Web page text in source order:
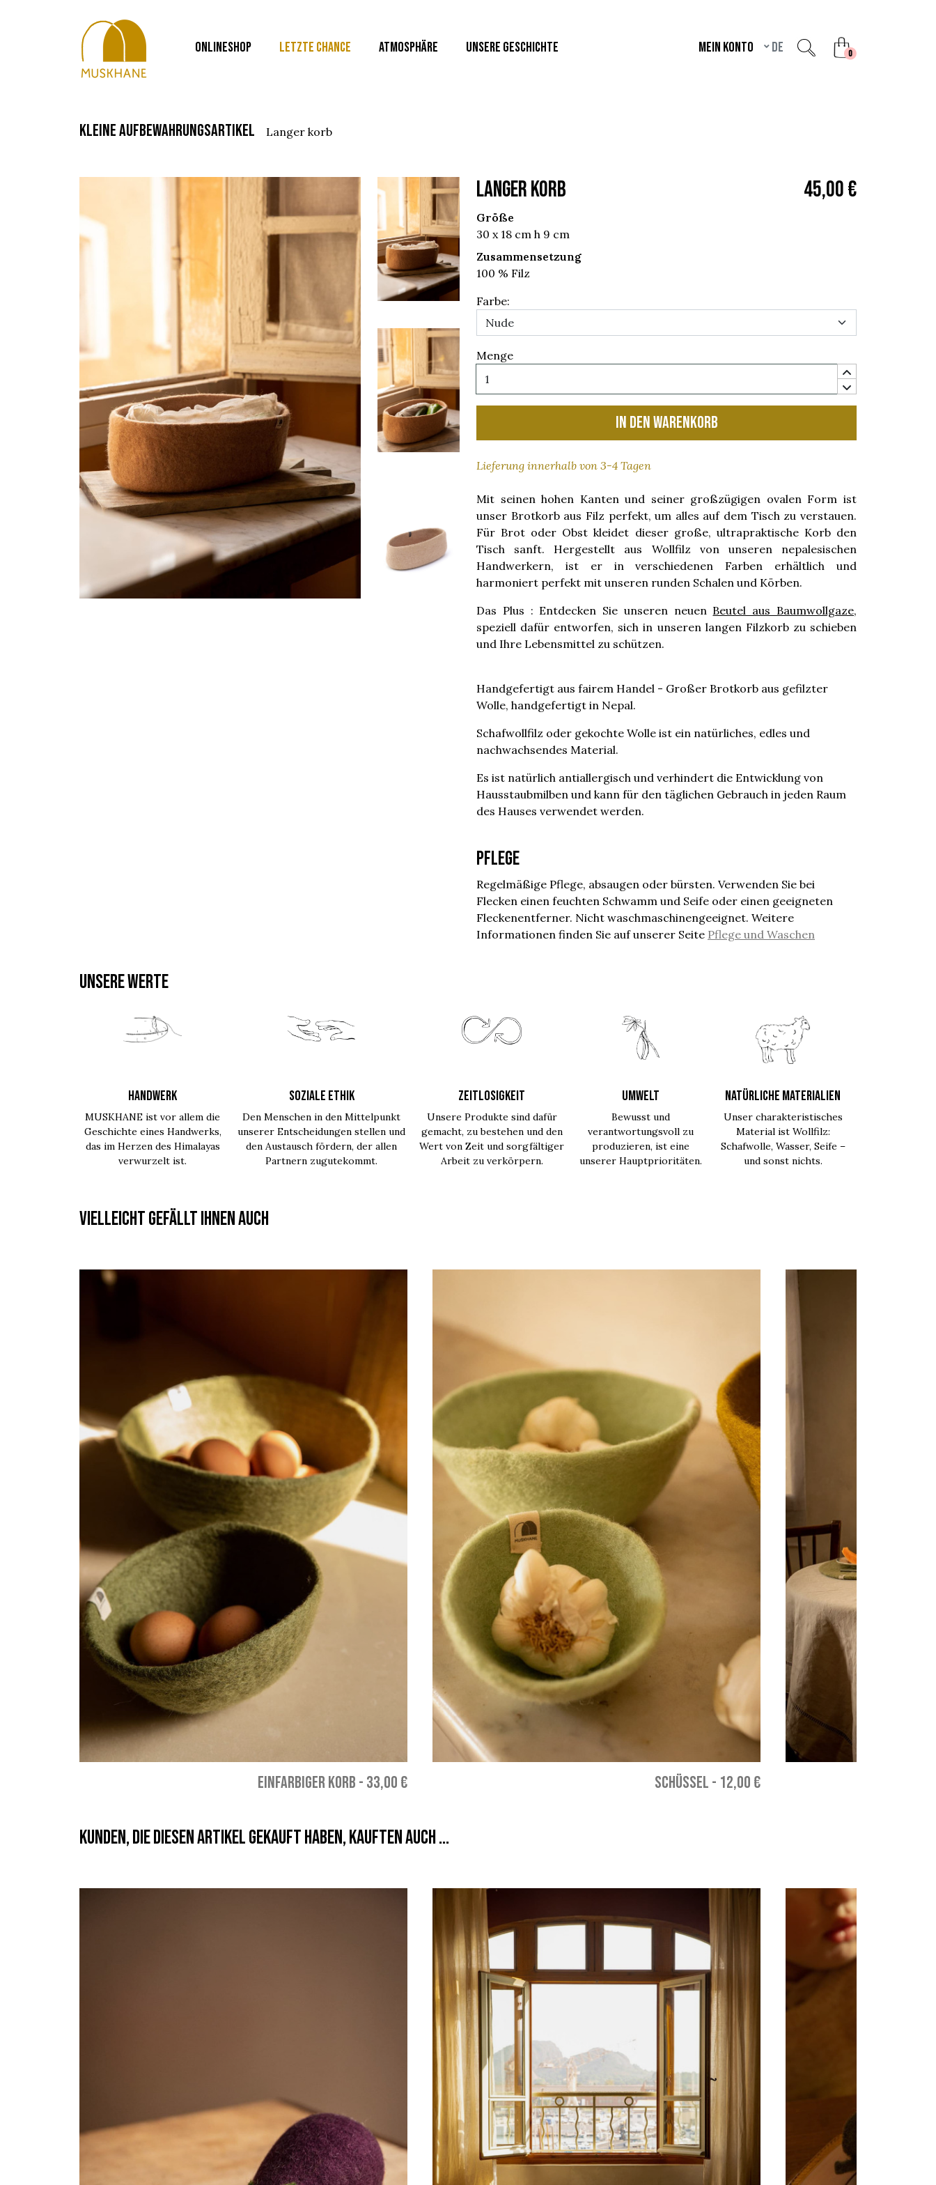
ONLINESHOP LETZTE CHANCE ATMOSPHÄRE UNSERE GESCHICHTE Mein Konto de 0unread messages
kleine aufbewahrungsartikel langer korb
LANGER KORB 45,00 €
Größe
30 x 18 cm h 9 cm
Zusammensetzung
100 % Filz
Farbe:
Menge
In den Warenkorb
Lieferung innerhalb von 3-4 Tagen
Mit seinen hohen Kanten und seiner großzügigen ovalen Form ist
unser Brotkorb aus Filz perfekt, um alles auf dem Tisch zu verstauen.
Für Brot oder Obst kleidet dieser große, ultrapraktische Korb den
Tisch sanft. Hergestellt aus Wollfilz von unseren nepalesischen
Handwerkern, ist er in verschiedenen Farben erhältlich und
harmoniert perfekt mit unseren runden Schalen und Körben.
Das Plus : Entdecken Sie unseren neuen Beutel aus Baumwollgaze,
speziell dafür entworfen, sich in unseren langen Filzkorb zu schieben
und Ihre Lebensmittel zu schützen.
Handgefertigt aus fairem Handel - Großer Brotkorb aus gefilzter
Wolle, handgefertigt in Nepal.
Schafwollfilz oder gekochte Wolle ist ein natürliches, edles und
nachwachsendes Material.
Es ist natürlich antiallergisch und verhindert die Entwicklung von
Hausstaubmilben und kann für den täglichen Gebrauch in jeden Raum
des Hauses verwendet werden.
Pflege
Regelmäßige Pflege, absaugen oder bürsten. Verwenden Sie bei
Flecken einen feuchten Schwamm und Seife oder einen geeigneten
Fleckenentferner. Nicht waschmaschinengeeignet. Weitere
Informationen finden Sie auf unserer Seite Pflege und Waschen
UNSERE WERTE
HANDWERK
MUSKHANE ist vor allem die
Geschichte eines Handwerks,
das im Herzen des Himalayas
verwurzelt ist.
SOZIALE ETHIK
Den Menschen in den Mittelpunkt
unserer Entscheidungen stellen und
den Austausch fördern, der allen
Partnern zugutekommt.
ZEITLOSIGKEIT
Unsere Produkte sind dafür
gemacht, zu bestehen und den
Wert von Zeit und sorgfältiger
Arbeit zu verkörpern.
UMWELT
Bewusst und
verantwortungsvoll zu
produzieren, ist eine
unserer Hauptprioritäten.
NATÜRLICHE MATERIALIEN
Unser charakteristisches
Material ist Wollfilz:
Schafwolle, Wasser, Seife –
und sonst nichts.
Vielleicht gefällt Ihnen auch
EINFARBIGER KORB - 33,00 € SCHÜSSEL - 12,00 €
Kunden, die diesen Artikel gekauft haben, kauften auch ...